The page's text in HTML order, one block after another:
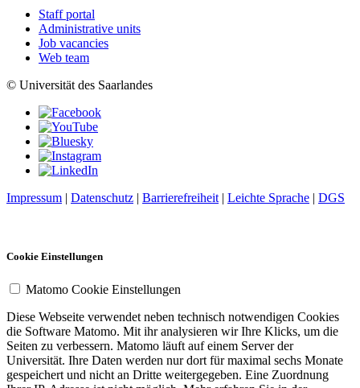
Staff portal
Administrative units
Job vacancies
Web team
© Universität des Saarlandes
Impressum | Datenschutz | Barrierefreiheit | Leichte Sprache | DGS
Cookie Einstellungen
Matomo Cookie Einstellungen
Diese Webseite verwendet neben technisch notwendigen Cookies
die Software Matomo. Mit ihr analysieren wir Ihre Klicks, um die
Seiten zu verbessern. Matomo läuft auf einem Server der
Universität. Ihre Daten werden nur dort für maximal sechs Monate
gespeichert und nicht an Dritte weitergegeben. Eine Zuordnung